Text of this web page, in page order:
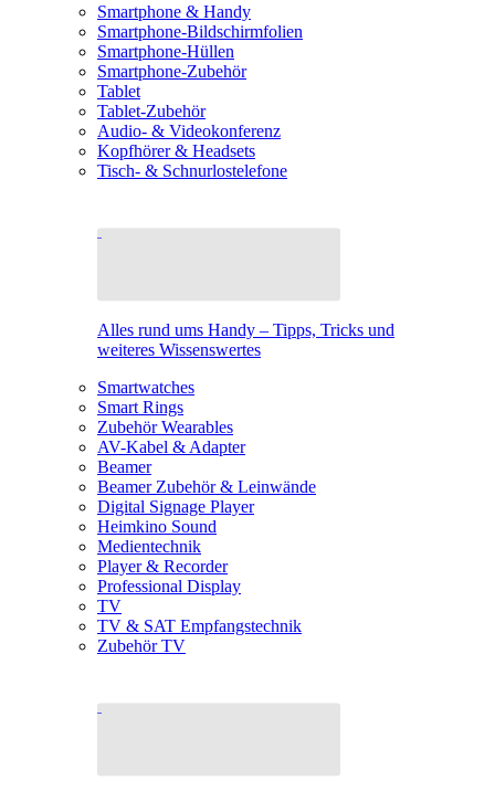
Smartphone & Handy
Smartphone-Bildschirmfolien
Smartphone-Hüllen
Smartphone-Zubehör
Tablet
Tablet-Zubehör
Audio- & Videokonferenz
Kopfhörer & Headsets
Tisch- & Schnurlostelefone
Alles rund ums Handy – Tipps, Tricks und
weiteres Wissenswertes
Smartwatches
Smart Rings
Zubehör Wearables
AV-Kabel & Adapter
Beamer
Beamer Zubehör & Leinwände
Digital Signage Player
Heimkino Sound
Medientechnik
Player & Recorder
Professional Display
TV
TV & SAT Empfangstechnik
Zubehör TV